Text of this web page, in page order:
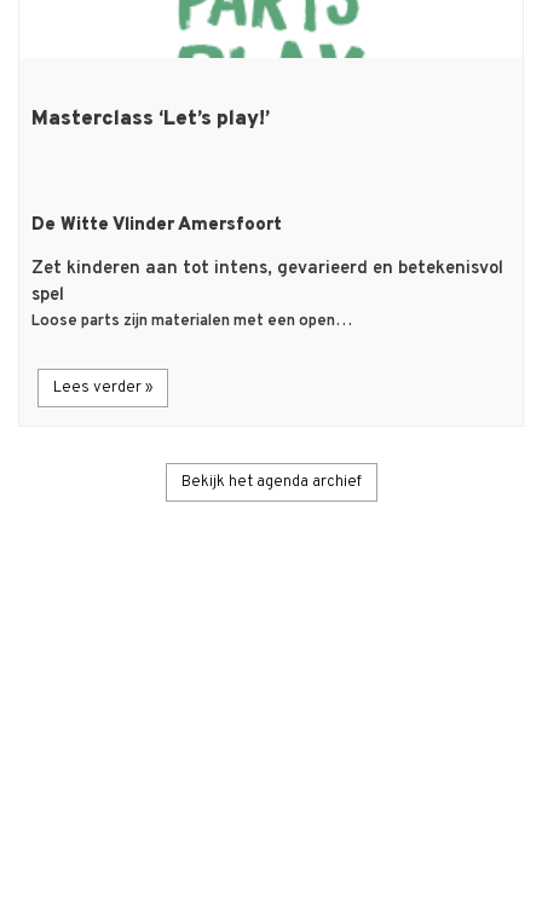
Masterclass ‘Let’s play!’
De Witte Vlinder Amersfoort
Zet kinderen aan tot intens, gevarieerd en betekenisvol
spel
Loose parts zijn materialen met een open…
Lees verder »
Bekijk het agenda archief